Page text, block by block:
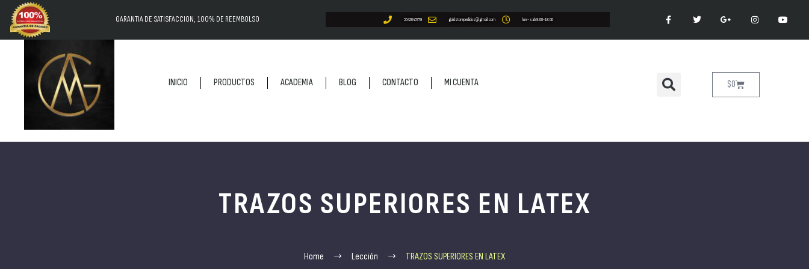
GARANTIA DE SATISFACCION, 100% DE REEMBOLSO 5542645779 goldstorepedidos@gmail.com lun - sab 9:00-18:00
INICIO PRODUCTOS ACADEMIA BLOG CONTACTO MI CUENTA $0
TRAZOS SUPERIORES EN LATEX
Home Lección TRAZOS SUPERIORES EN LATEX